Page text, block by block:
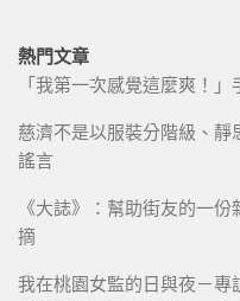
熱門文章
「我第一次感覺這麼爽！
慈濟不是以服裝分階級、
謠言
《大誌》：幫助街友的一
摘
我在桃園女監的日與夜－